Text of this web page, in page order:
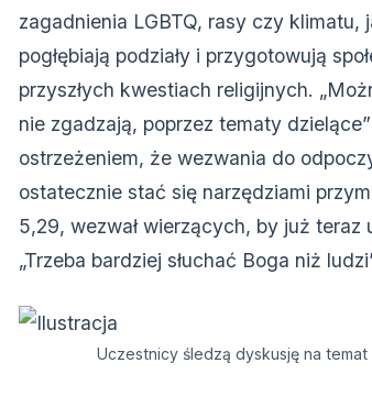
zagadnienia LGBTQ, rasy czy klimatu,
pogłębiają podziały i przygotowują
przyszłych kwestiach religijnych.
nie zgadzają, poprzez tematy
ostrzeżeniem, że wezwania do
ostatecznie stać się narzędziami
5,29, wezwał wierzących, by już teraz
„Trzeba bardziej słuchać Boga niż
Uczestnicy śledzą dyskusję na temat